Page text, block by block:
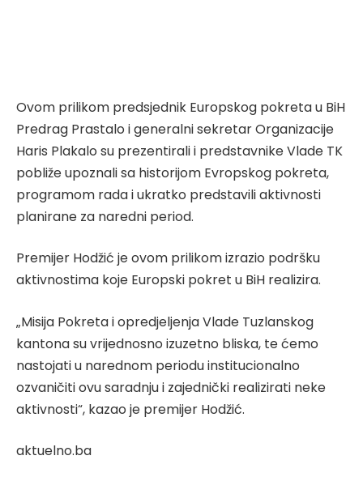
Ovom prilikom predsjednik Europskog pokreta u BiH
Predrag Prastalo i generalni sekretar Organizacije
Haris Plakalo su prezentirali i predstavnike Vlade TK
pobliže upoznali sa historijom Evropskog pokreta,
programom rada i ukratko predstavili aktivnosti
planirane za naredni period.
Premijer Hodžić je ovom prilikom izrazio podršku
aktivnostima koje Europski pokret u BiH realizira.
„Misija Pokreta i opredjeljenja Vlade Tuzlanskog
kantona su vrijednosno izuzetno bliska, te ćemo
nastojati u narednom periodu institucionalno
ozvaničiti ovu saradnju i zajednički realizirati neke
aktivnosti“, kazao je premijer Hodžić.
aktuelno.ba